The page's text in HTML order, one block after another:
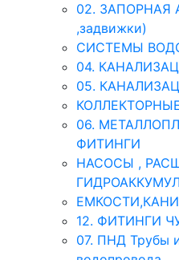
02. ЗАПОРНАЯ
,задвижки)
СИСТЕМЫ
04.
05.
06.
ФИТИНГИ
НАСОСЫ ,
12. ФИТИНГИ
07. ПНД Трубы